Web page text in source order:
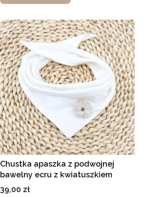
Chustka apaszka z podwojnej
bawelny ecru z kwiatuszkiem
Cena
39,00 zł